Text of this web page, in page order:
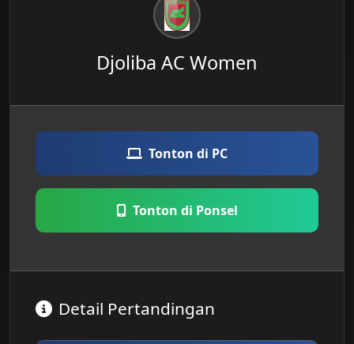
Djoliba AC Women
Tonton di PC
Tonton di Ponsel
Detail Pertandingan